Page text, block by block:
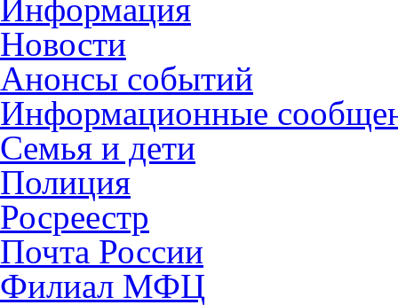
Информация
Новости
Анонсы событий
Информационные
Семья и дети
Полиция
Росреестр
Почта России
Филиал МФЦ